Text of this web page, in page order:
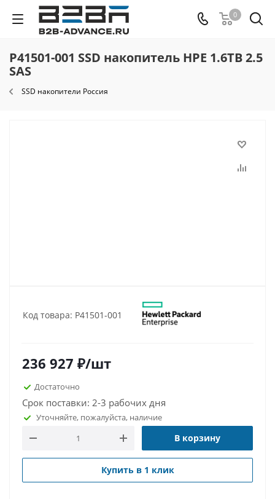
0
P41501-001 SSD накопитель HPE 1.6TB 2.5
SAS
SSD накопители Россия
Код товара: P41501-001
236 927 ₽/шт
Достаточно
Срок поставки: 2-3 рабочих дня
Уточняйте, пожалуйста, наличие
В корзину
Купить в 1 клик